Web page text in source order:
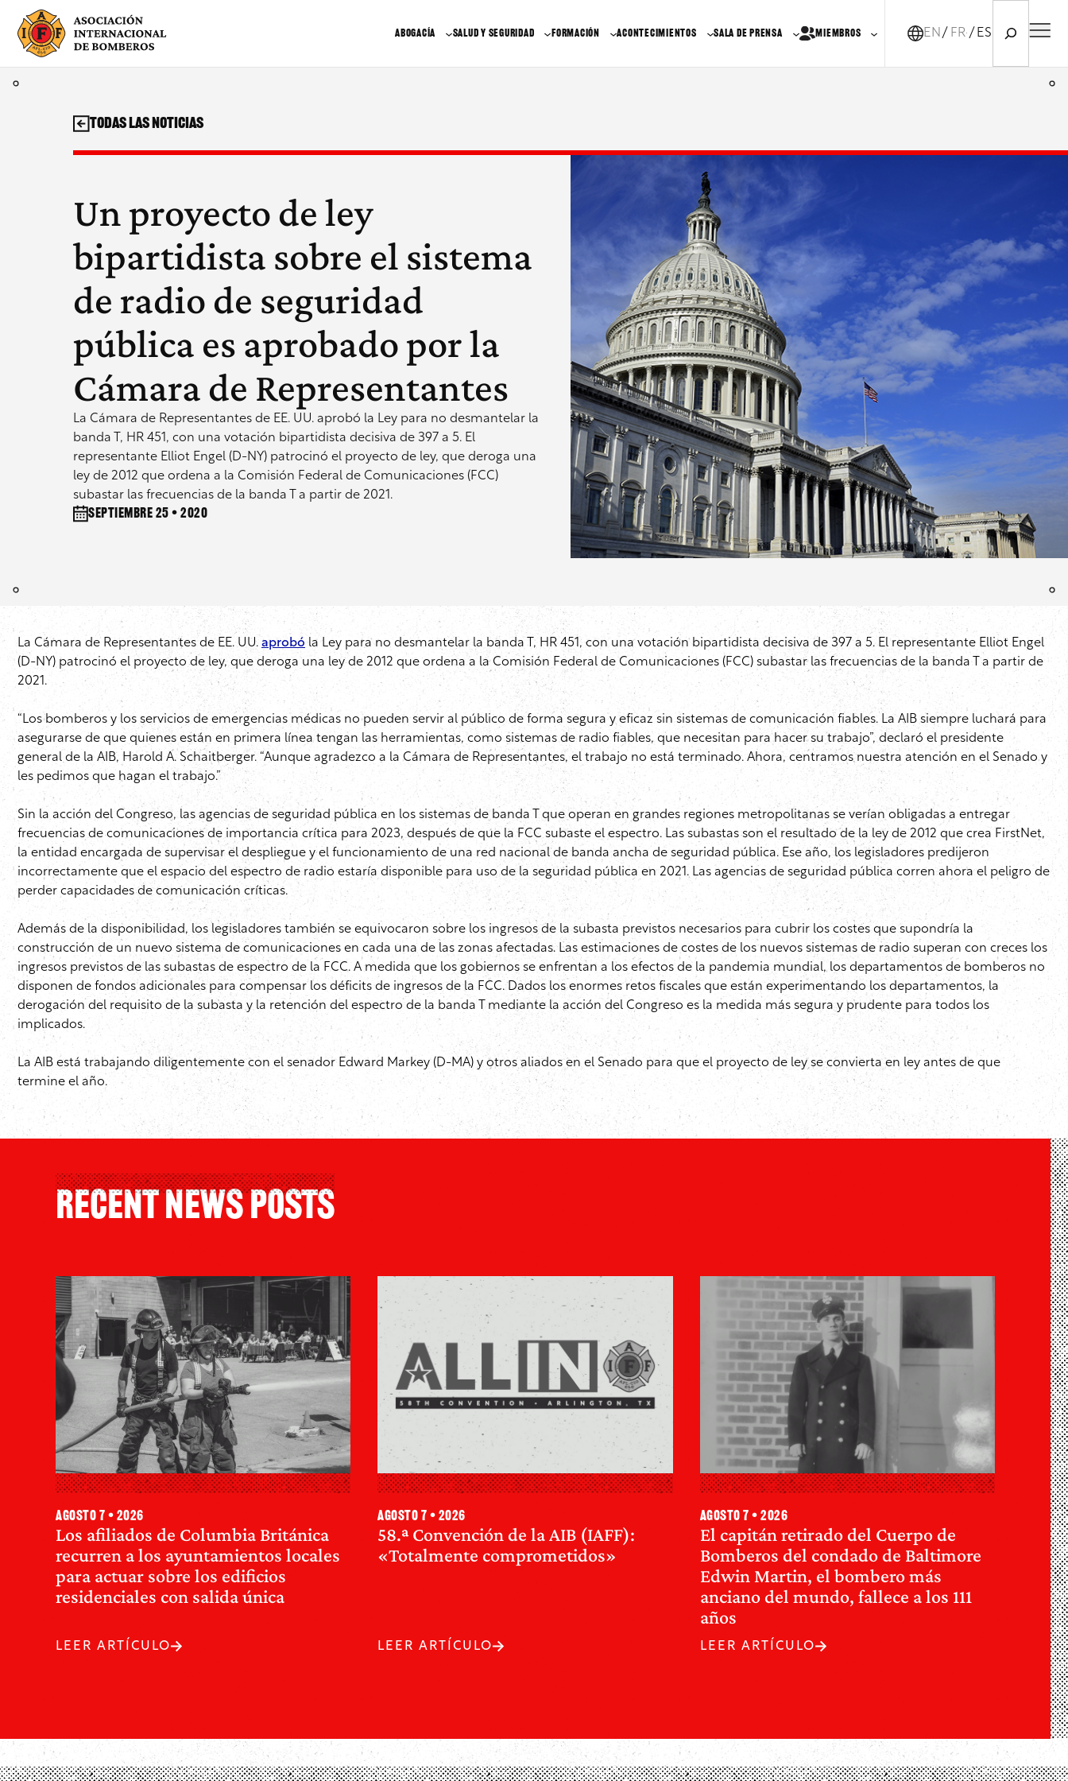
contenido
ABOGACÍA SALUD Y SEGURIDAD FORMACIÓN ACONTECIMIENTOS SALA DE PRENSA MIEMBROS EN FR-CA
ES
Un proyecto de ley
bipartidista sobre el sistema
de radio de seguridad
pública es aprobado por la
Cámara de Representantes
La Cámara de Representantes de EE. UU. aprobó la Ley para no desmantelar la
banda T, HR 451, con una votación bipartidista decisiva de 397 a 5. El
representante Elliot Engel (D-NY) patrocinó el proyecto de ley, que deroga una
ley de 2012 que ordena a la Comisión Federal de Comunicaciones (FCC)
subastar las frecuencias de la banda T a partir de 2021.
septiembre 25 • 2020
Todas las noticias
La Cámara de Representantes de EE. UU. aprobó la Ley para no desmantelar la banda T, HR 451, con una votación bipartidista decisiva de 397 a 5. El representante Elliot Engel
(D-NY) patrocinó el proyecto de ley, que deroga una ley de 2012 que ordena a la Comisión Federal de Comunicaciones (FCC) subastar las frecuencias de la banda T a partir de
2021.
“Los bomberos y los servicios de emergencias médicas no pueden servir al público de forma segura y eficaz sin sistemas de comunicación fiables. La AIB siempre luchará para
asegurarse de que quienes están en primera línea tengan las herramientas, como sistemas de radio fiables, que necesitan para hacer su trabajo”, declaró el presidente
general de la AIB, Harold A. Schaitberger. “Aunque agradezco a la Cámara de Representantes, el trabajo no está terminado. Ahora, centramos nuestra atención en el Senado y
les pedimos que hagan el trabajo.”
Sin la acción del Congreso, las agencias de seguridad pública en los sistemas de banda T que operan en grandes regiones metropolitanas se verían obligadas a entregar
frecuencias de comunicaciones de importancia crítica para 2023, después de que la FCC subaste el espectro. Las subastas son el resultado de la ley de 2012 que crea FirstNet,
la entidad encargada de supervisar el despliegue y el funcionamiento de una red nacional de banda ancha de seguridad pública. Ese año, los legisladores predijeron
incorrectamente que el espacio del espectro de radio estaría disponible para uso de la seguridad pública en 2021. Las agencias de seguridad pública corren ahora el peligro de
perder capacidades de comunicación críticas.
Además de la disponibilidad, los legisladores también se equivocaron sobre los ingresos de la subasta previstos necesarios para cubrir los costes que supondría la
construcción de un nuevo sistema de comunicaciones en cada una de las zonas afectadas. Las estimaciones de costes de los nuevos sistemas de radio superan con creces los
ingresos previstos de las subastas de espectro de la FCC. A medida que los gobiernos se enfrentan a los efectos de la pandemia mundial, los departamentos de bomberos no
disponen de fondos adicionales para compensar los déficits de ingresos de la FCC. Dados los enormes retos fiscales que están experimentando los departamentos, la
derogación del requisito de la subasta y la retención del espectro de la banda T mediante la acción del Congreso es la medida más segura y prudente para todos los
implicados.
La AIB está trabajando diligentemente con el senador Edward Markey (D-MA) y otros aliados en el Senado para que el proyecto de ley se convierta en ley antes de que
termine el año.
Recent News Posts
Los afiliados de Columbia Británica
recurren a los ayuntamientos locales
para actuar sobre los edificios
residenciales con salida única
agosto 7 • 2026
LEER ARTÍCULO
58.ª Convención de la AIB (IAFF):
«Totalmente comprometidos»
agosto 7 • 2026
LEER ARTÍCULO
El capitán retirado del Cuerpo de
Bomberos del condado de Baltimore
Edwin Martin, el bombero más
anciano del mundo, fallece a los 111
años
agosto 7 • 2026
LEER ARTÍCULO